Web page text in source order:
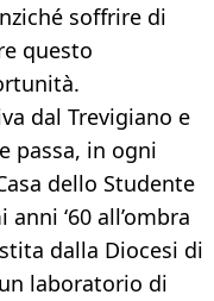
soffrire di
questo
dal Trevigiano e
passa, in ogni
dello Studente
‘60 all’ombra
dalla Diocesi di
laboratorio di